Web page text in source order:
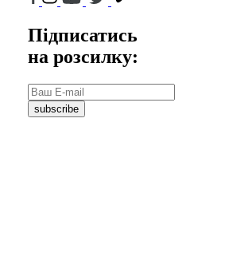
Підписатись
на розсилку:
subscribe